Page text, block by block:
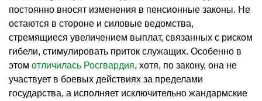
постоянно вносят изменения в пенсионные законы. Не
остаются в стороне и силовые ведомства,
стремящиеся увеличением выплат, связанных с риском
гибели, стимулировать приток служащих. Особенно в
этом отличилась Росгвардия, хотя, по закону, она не
участвует в боевых действиях за пределами
государства, а исполняет исключительно жандармские